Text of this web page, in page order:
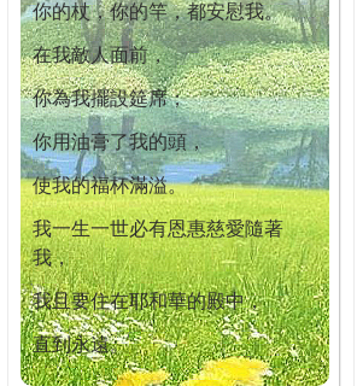
你的杖，你的竿，都安慰我。
在我敵人面前，
你為我擺設筵席；
你用油膏了我的頭，
使我的福杯滿溢。
我一生一世必有恩惠慈愛隨著
我，
我且要住在耶和華的殿中，
直到永遠。